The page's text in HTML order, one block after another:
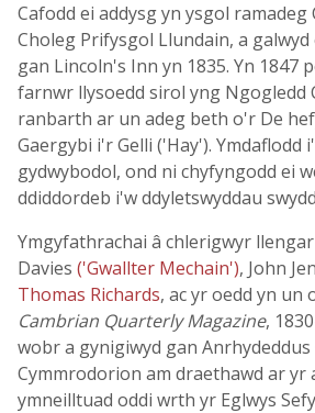
Cafodd ei addysg yn ysgol ramadeg
Choleg Prifysgol Llundain, a
gan Lincoln's Inn yn 1835. Yn 1847
farnwr llysoedd sirol yng Ngogledd
ranbarth ar un adeg beth o'r De
Gaergybi i'r Gelli ('Hay'). Ymdaflodd
gydwybodol, ond ni chyfyngodd ei
ddiddordeb i'w ddyletswyddau
Ymgyfathrachai â chlerigwyr
Davies ('Gwallter Mechain'), John
Thomas Richards, ac yr oedd yn un
Cambrian Quarterly Magazine,
wobr a gynigiwyd gan Anrhydeddus
Cymmrodorion am draethawd ar yr
ymneilltuad oddi wrth yr Eglwys